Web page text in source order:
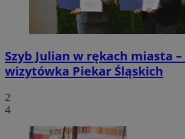
Szyb Julian w rękach miasta
wizytówka Piekar Śląskich
2
4